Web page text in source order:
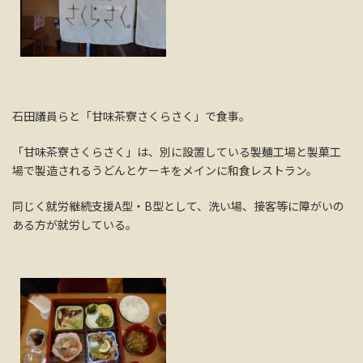
石田議員らと「甘味茶寮さくらさく」で食事。
「甘味茶寮さくらさく」は、別に設置している製麺工場と製菓工
場で製造されるうどんとケーキをメインに和食レストラン。
同じく就労継続支援A型・B型として、洗い場、接客等に障がいの
ある方が就労している。